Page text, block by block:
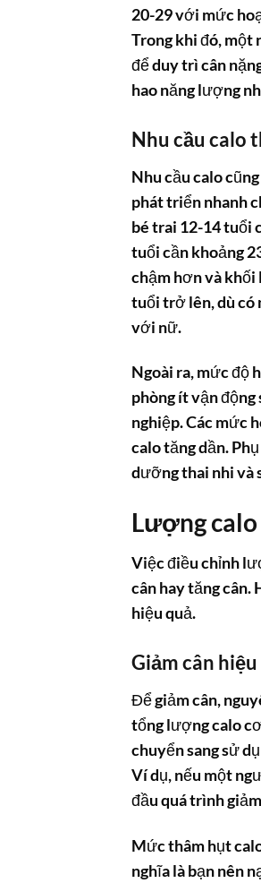
20-29 với mức
Trong khi đó, một
để duy trì cân
hao năng lượng
Nhu cầu calo
Nhu cầu calo
phát triển nhanh
bé trai 12-14 tuổi
tuổi cần khoảng
chậm hơn và khối
tuổi trở lên, dù có
với nữ.
Ngoài ra, mức độ
phòng ít vận
nghiệp. Các mức
calo tăng dần.
dưỡng thai nhi và
Lượng
Việc điều chỉnh
cân hay tăng cân.
hiệu quả.
Giảm cân
Để giảm cân,
tổng lượng calo
chuyển sang sử
Ví dụ, nếu một
đầu quá trình
Mức thâm hụt
nghĩa là bạn nên